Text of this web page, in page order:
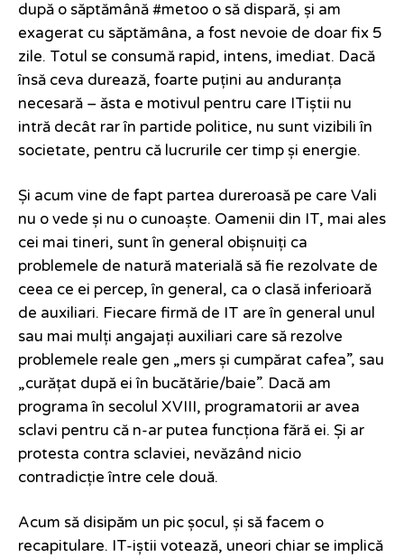
după o săptămână #metoo o să dispară, și am
exagerat cu săptămâna, a fost nevoie de doar fix 5
zile. Totul se consumă rapid, intens, imediat. Dacă
însă ceva durează, foarte puțini au anduranța
necesară – ăsta e motivul pentru care ITiștii nu
intră decât rar în partide politice, nu sunt vizibili în
societate, pentru că lucrurile cer timp și energie.
Și acum vine de fapt partea dureroasă pe care Vali
nu o vede și nu o cunoaște. Oamenii din IT, mai ales
cei mai tineri, sunt în general obișnuiți ca
problemele de natură materială să fie rezolvate de
ceea ce ei percep, în general, ca o clasă inferioară
de auxiliari. Fiecare firmă de IT are în general unul
sau mai mulți angajați auxiliari care să rezolve
problemele reale gen „mers și cumpărat cafea”, sau
„curățat după ei în bucătărie/baie”. Dacă am
programa în secolul XVIII, programatorii ar avea
sclavi pentru că n-ar putea funcționa fără ei. Și ar
protesta contra sclaviei, nevăzând nicio
contradicție între cele două.
Acum să disipăm un pic șocul, și să facem o
recapitulare. IT-iștii votează, uneori chiar se implică